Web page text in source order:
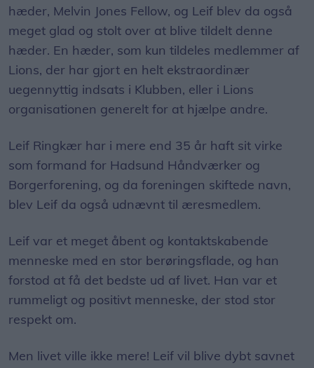
hæder, Melvin Jones Fellow, og Leif blev da også
meget glad og stolt over at blive tildelt denne
hæder. En hæder, som kun tildeles medlemmer af
Lions, der har gjort en helt ekstraordinær
uegennyttig indsats i Klubben, eller i Lions
organisationen generelt for at hjælpe andre.
Leif Ringkær har i mere end 35 år haft sit virke
som formand for Hadsund Håndværker og
Borgerforening, og da foreningen skiftede navn,
blev Leif da også udnævnt til æresmedlem.
Leif var et meget åbent og kontaktskabende
menneske med en stor berøringsflade, og han
forstod at få det bedste ud af livet. Han var et
rummeligt og positivt menneske, der stod stor
respekt om.
Men livet ville ikke mere! Leif vil blive dybt savnet